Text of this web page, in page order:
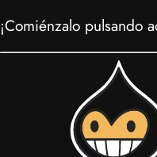
¡Comiénzalo pulsando